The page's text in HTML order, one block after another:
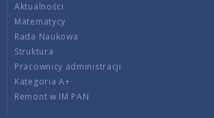
Aktualności
Matematycy
Rada Naukowa
Struktura
Pracownicy administracji
Kategoria A+
Remont w IM PAN